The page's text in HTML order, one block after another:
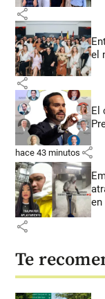
share
el
share
El
hace 43 minutos share
en
share
Te